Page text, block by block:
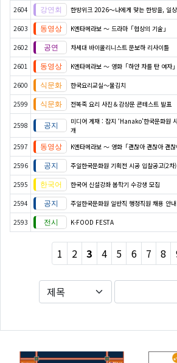
2604 한방위크 2026～나에게 맞는 한방을, 일
2603 K엔타메라보 ～ 드라마「협상의 기술」
2602 차세대 바이올리니스트 문보하 리사이틀
2601 K엔타메라보 ～ 영화「하얀 차를 탄 여자」
2600 한국요리교실〜물김치
2599 전복죽 요리 사진＆감상문 콘테스트 발표
2598
미디어 게재 : 잡지 ‘Hanako’한국문화원
개
2597 K엔타메라보 ～ 영화「괜찮아 괜찮아 괜찮
2596 주일한국문화원 기획전 시공 입찰공고(2차)
2595 한국어 신설강좌 봄학기 수강생 모집
2594 주일한국문화원 일반직 행정직원 채용 안내
2593 K-FOOD FESTA
1 2 3 4 5 6 7 8